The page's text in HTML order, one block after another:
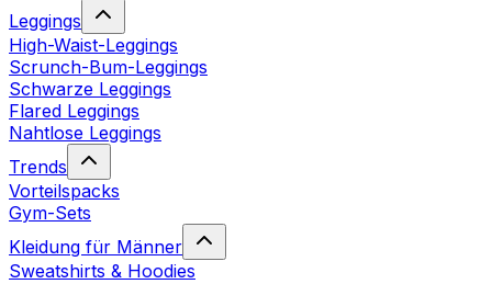
Leggings
High-Waist-Leggings
Scrunch-Bum-Leggings
Schwarze Leggings
Flared Leggings
Nahtlose Leggings
Trends
Vorteilspacks
Gym-Sets
Kleidung für Männer
Sweatshirts & Hoodies